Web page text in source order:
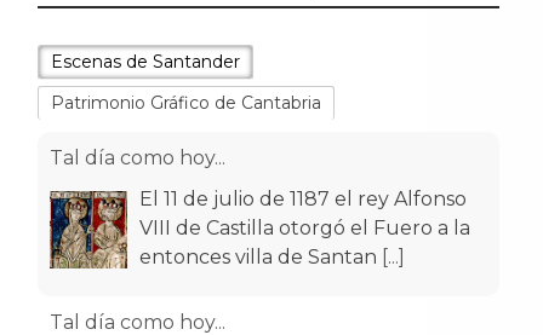
Escenas de Santander
Patrimonio Gráfico de Cantabria
Tal día como hoy...
El 11 de julio de 1187 el rey Alfonso
VIII de Castilla otorgó el Fuero a la
entonces villa de Santan [...]
Tal día como hoy...